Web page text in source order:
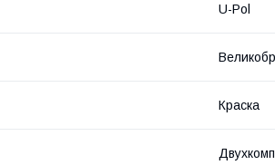
U-Pol
Краска